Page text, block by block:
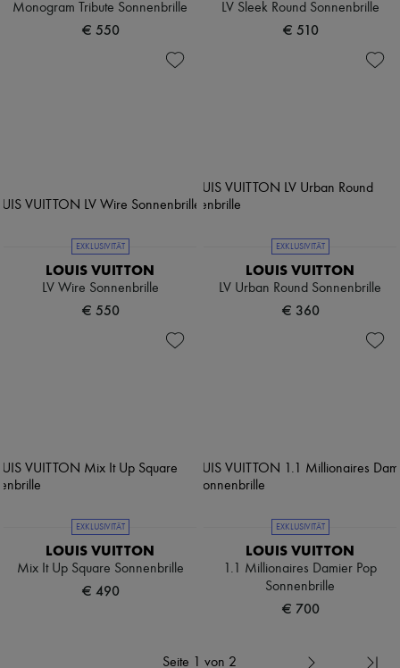
Monogram Tribute Sonnenbrille
€ 550
LV Sleek Round Sonnenbrille
€ 510
EXKLUSIVITÄT
LOUIS VUITTON
LV Wire Sonnenbrille
€ 550
EXKLUSIVITÄT
LOUIS VUITTON
LV Urban Round Sonnenbrille
€ 360
EXKLUSIVITÄT
LOUIS VUITTON
Mix It Up Square Sonnenbrille
€ 490
EXKLUSIVITÄT
LOUIS VUITTON
1.1 Millionaires Damier Pop
Sonnenbrille
€ 700
Seite 1 von 2